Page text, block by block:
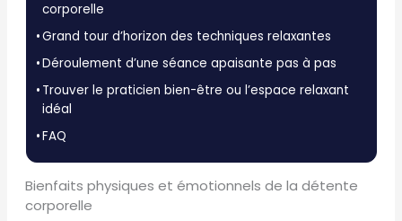
corporelle
Grand tour d’horizon des techniques relaxantes
Déroulement d’une séance apaisante pas à pas
Trouver le praticien bien-être ou l’espace relaxant
idéal
FAQ
Bienfaits physiques et émotionnels de la détente
corporelle